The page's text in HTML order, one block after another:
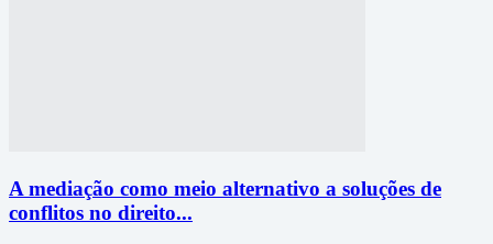
A mediação como meio alternativo a soluções de
conflitos no direito...